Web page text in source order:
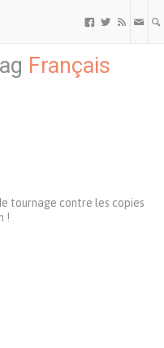
  
Français
tournage contre les copies
!